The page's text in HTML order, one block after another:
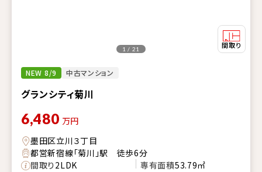
NEW 8/9 中古マンション
グランシティ菊川
1 / 21
6,480 万円
墨田区立川３丁目
都営新宿線「菊川」駅 徒歩6分
間取り2LDK 専有面積53.79㎡